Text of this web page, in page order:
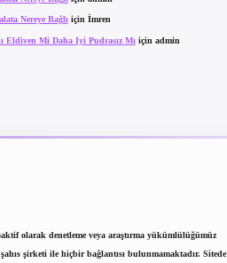
Nereye Bağlı için İmren
Eldiven Mi Daha Iyi Pudrasız Mı için admin
olarak denetleme veya araştırma yükümlülüğümüz
şirketi ile hiçbir bağlantısı bulunmamaktadır. Sitede